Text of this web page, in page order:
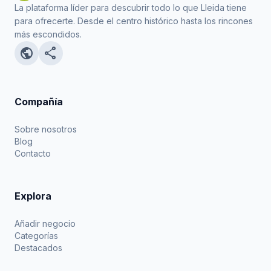
La plataforma líder para descubrir todo lo que Lleida tiene
para ofrecerte. Desde el centro histórico hasta los rincones
más escondidos.
public share
Compañía
Sobre nosotros
Blog
Contacto
Explora
Añadir negocio
Categorías
Destacados